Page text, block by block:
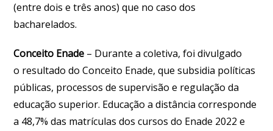
(entre dois e três anos) que no caso dos
bacharelados.
Conceito Enade – Durante a coletiva, foi divulgado
o resultado do Conceito Enade, que subsidia políticas
públicas, processos de supervisão e regulação da
educação superior. Educação a distância corresponde
a 48,7% das matrículas dos cursos do Enade 2022 e